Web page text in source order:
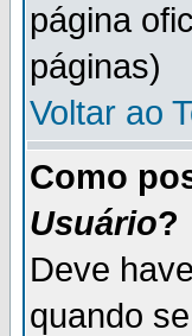
página
páginas)
Voltar ao
Como
Usuário?
Deve
quando